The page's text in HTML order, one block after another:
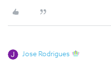
Jose Rodrigues